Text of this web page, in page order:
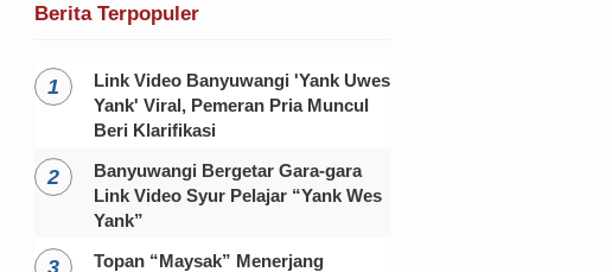
Berita Terpopuler
Link Video Banyuwangi 'Yank Uwes
Yank' Viral, Pemeran Pria Muncul
Beri Klarifikasi
Banyuwangi Bergetar Gara-gara
Link Video Syur Pelajar “Yank Wes
Yank”
Topan “Maysak” Menerjang